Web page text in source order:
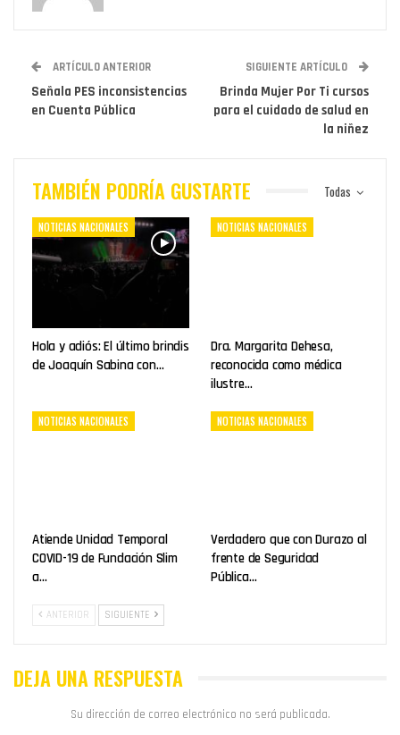
ARTÍCULO ANTERIOR
Señala PES inconsistencias
en Cuenta Pública
SIGUIENTE ARTÍCULO
Brinda Mujer Por Ti cursos
para el cuidado de salud en
la niñez
Todas
TAMBIÉN PODRÍA GUSTARTE
NOTICIAS NACIONALES
Hola y adiós: El último brindis
de Joaquín Sabina con…
NOTICIAS NACIONALES
Dra. Margarita Dehesa,
reconocida como médica
ilustre…
NOTICIAS NACIONALES
Atiende Unidad Temporal
COVID-19 de Fundación Slim
a…
NOTICIAS NACIONALES
Verdadero que con Durazo al
frente de Seguridad
Pública…
ANTERIOR SIGUIENTE
DEJA UNA RESPUESTA
Su dirección de correo electrónico no será publicada.